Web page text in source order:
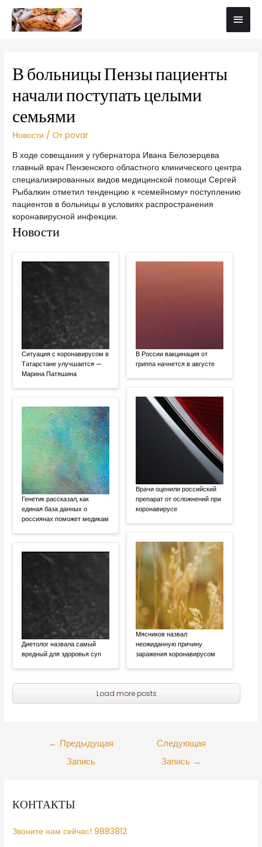
В больницы Пензы пациенты
начали поступать целыми
семьями
Новости / От povar
В ходе совещания у губернатора Ивана Белозерцева
главный врач Пензенского областного клинического центра
специализированных видов медицинской помощи Сергей
Рыбалкин отметил тенденцию к «семейному» поступлению
пациентов в больницы в условиях распространения
коронавирусной инфекции.
Новости
Ситуация с коронавирусом в
Татарстане улучшается —
Марина Патяшина
Генетик рассказал, как
единая база данных о
россиянах поможет медикам
Диетолог назвала самый
вредный для здоровья суп
В России вакцинация от
гриппа начнется в августе
Врачи оценили российский
препарат от осложнений при
коронавирусе
Мясников назвал
неожиданную причину
заражения коронавирусом
Load more posts
← Предыдущая
Запись
Следующая
Запись →
КОНТАКТЫ
Звоните нам сейчас! 9883812